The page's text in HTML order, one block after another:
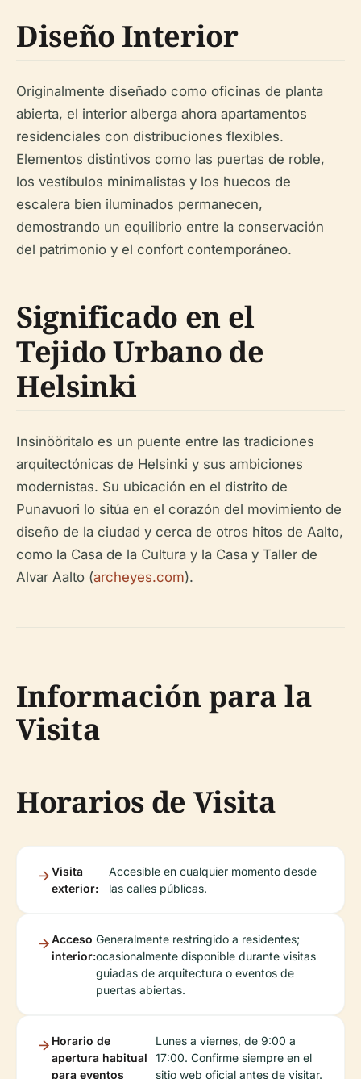
Diseño Interior
Originalmente diseñado como oficinas de planta
abierta, el interior alberga ahora apartamentos
residenciales con distribuciones flexibles.
Elementos distintivos como las puertas de roble,
los vestíbulos minimalistas y los huecos de
escalera bien iluminados permanecen,
demostrando un equilibrio entre la conservación
del patrimonio y el confort contemporáneo.
Significado en el
Tejido Urbano de
Helsinki
Insinööritalo es un puente entre las tradiciones
arquitectónicas de Helsinki y sus ambiciones
modernistas. Su ubicación en el distrito de
Punavuori lo sitúa en el corazón del movimiento de
diseño de la ciudad y cerca de otros hitos de Aalto,
como la Casa de la Cultura y la Casa y Taller de
Alvar Aalto (archeyes.com).
Información para la
Visita
Horarios de Visita
Visita
exterior:
Accesible en cualquier momento desde
las calles públicas.
Acceso
interior:
Generalmente restringido a residentes;
ocasionalmente disponible durante visitas
guiadas de arquitectura o eventos de
puertas abiertas.
Horario de
apertura habitual
para eventos
Lunes a viernes, de 9:00 a
17:00. Confirme siempre en el
sitio web oficial antes de visitar.